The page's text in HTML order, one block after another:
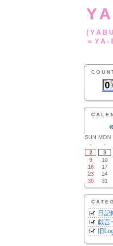
＝
«
SUN MON
-
-
2
3
9
10
16
17
23
24
30
31
日記
戯言
旧